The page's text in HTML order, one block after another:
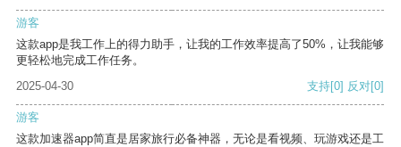
游客
这款app是我工作上的得力助手，让我的工作效率提高了50%，让我能够
更轻松地完成工作任务。
2025-04-30
支持[0] 反对[0]
游客
这款加速器app简直是居家旅行必备神器，无论是看视频、玩游戏还是工